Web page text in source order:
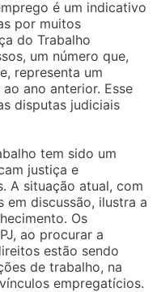
é um indicativo
por muitos
do Trabalho
um número que,
representa um
ano anterior. Esse
disputas judiciais
tem sido um
justiça e
A situação atual, com
em discussão, ilustra a
Os
ao procurar a
estão sendo
de trabalho, na
empregatícios.